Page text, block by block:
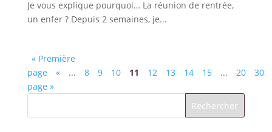
Je vous explique pourquoi… La réunion de rentrée,
un enfer ? Depuis 2 semaines, je...
« Première
page
« ... 8 9 10 11 12 13 14 15 ... 20
30
page »